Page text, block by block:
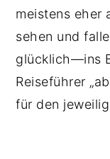
meistens eher
sehen und
glücklich—ins
Reiseführer
für den